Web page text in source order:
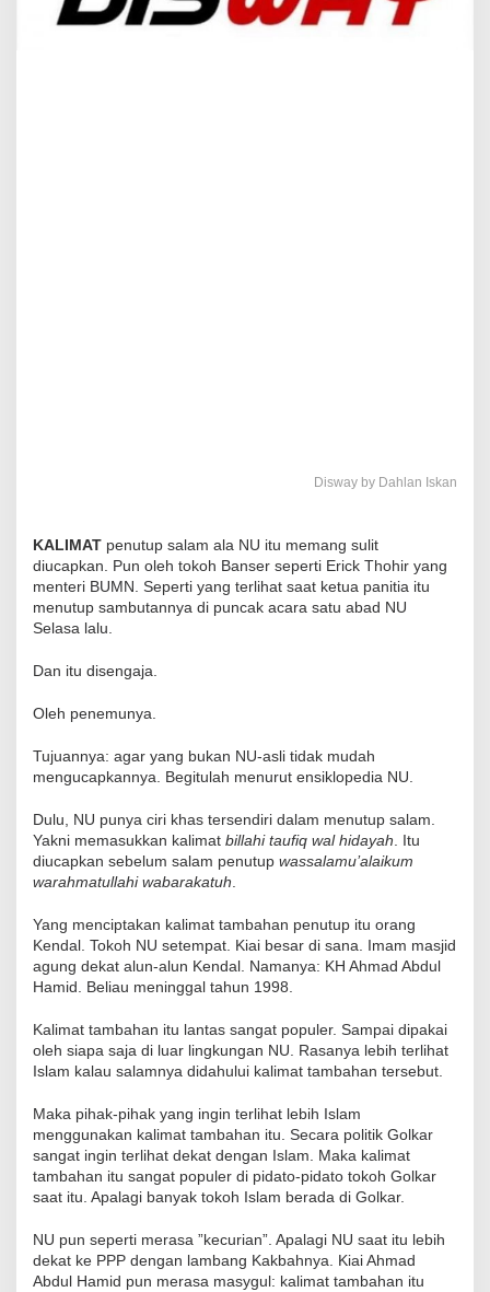
Disway by Dahlan Iskan
KALIMAT penutup salam ala NU itu memang sulit
diucapkan. Pun oleh tokoh Banser seperti Erick Thohir yang
menteri BUMN. Seperti yang terlihat saat ketua panitia itu
menutup sambutannya di puncak acara satu abad NU
Selasa lalu.
Dan itu disengaja.
Oleh penemunya.
Tujuannya: agar yang bukan NU-asli tidak mudah
mengucapkannya. Begitulah menurut ensiklopedia NU.
Dulu, NU punya ciri khas tersendiri dalam menutup salam.
Yakni memasukkan kalimat billahi taufiq wal hidayah. Itu
diucapkan sebelum salam penutup wassalamu’alaikum
warahmatullahi wabarakatuh.
Yang menciptakan kalimat tambahan penutup itu orang
Kendal. Tokoh NU setempat. Kiai besar di sana. Imam masjid
agung dekat alun-alun Kendal. Namanya: KH Ahmad Abdul
Hamid. Beliau meninggal tahun 1998.
Kalimat tambahan itu lantas sangat populer. Sampai dipakai
oleh siapa saja di luar lingkungan NU. Rasanya lebih terlihat
Islam kalau salamnya didahului kalimat tambahan tersebut.
Maka pihak-pihak yang ingin terlihat lebih Islam
menggunakan kalimat tambahan itu. Secara politik Golkar
sangat ingin terlihat dekat dengan Islam. Maka kalimat
tambahan itu sangat populer di pidato-pidato tokoh Golkar
saat itu. Apalagi banyak tokoh Islam berada di Golkar.
NU pun seperti merasa ”kecurian”. Apalagi NU saat itu lebih
dekat ke PPP dengan lambang Kakbahnya. Kiai Ahmad
Abdul Hamid pun merasa masygul: kalimat tambahan itu